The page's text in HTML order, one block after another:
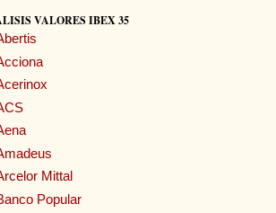
VALORES IBEX 35
Mittal
Popular